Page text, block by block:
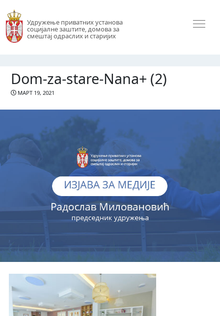
Удружење приватних установа
социјалне заштите, домова за
смештај одраслих и старијих
Dom-za-stare-Nana+ (2)
МАРТ 19, 2021